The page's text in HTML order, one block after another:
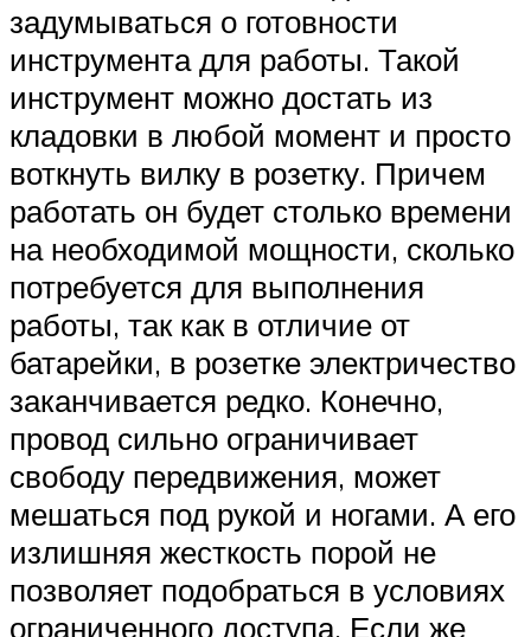
задумываться о готовности
инструмента для работы. Такой
инструмент можно достать из
кладовки в любой момент и просто
воткнуть вилку в розетку. Причем
работать он будет столько времени
на необходимой мощности, сколько
потребуется для выполнения
работы, так как в отличие от
батарейки, в розетке электричество
заканчивается редко. Конечно,
провод сильно ограничивает
свободу передвижения, может
мешаться под рукой и ногами. А его
излишняя жесткость порой не
позволяет подобраться в условиях
ограниченного доступа. Если же